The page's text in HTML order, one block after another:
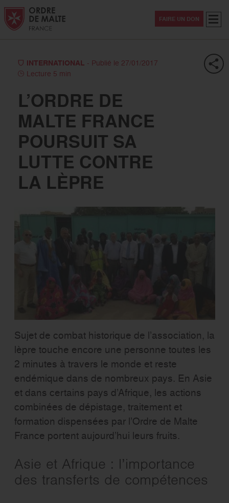
Aller au contenu
Aller à la recherche
Aller au menu
FAIRE UN DON
INTERNATIONAL - Publié le 27/01/2017
Lecture 5 min
L’ORDRE DE
MALTE FRANCE
POURSUIT SA
LUTTE CONTRE
LA LÈPRE
Sujet de combat historique de l’association, la
lèpre touche encore une personne toutes les
2 minutes à travers le monde et reste
endémique dans de nombreux pays. En Asie
et dans certains pays d’Afrique, les actions
combinées de dépistage, traitement et
formation dispensées par l’Ordre de Malte
France portent aujourd’hui leurs fruits.
Asie et Afrique : l’importance
des transferts de compétences